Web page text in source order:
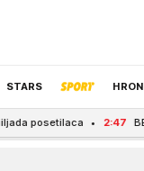
STARS
NEWS IZBOR
2:47 BEZOBRAZNO I